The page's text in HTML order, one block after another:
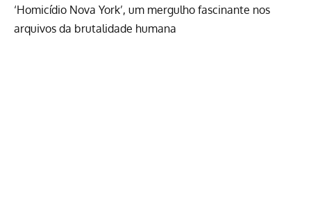
‘Homicídio Nova York’, um mergulho fascinante nos
arquivos da brutalidade humana